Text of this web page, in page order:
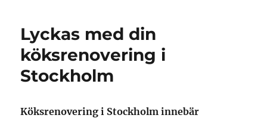
Lyckas med din
köksrenovering i
Stockholm
Köksrenovering i Stockholm innebär